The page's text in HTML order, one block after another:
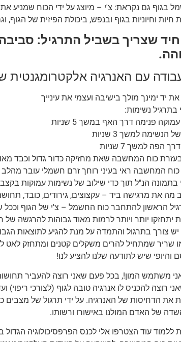
בגוף גם נקראת: צ'י – מיוצג על ידי הכוח שמניע את
חיות וחיוניות בגוף ובנפש, ביכולת הפיזית של
שצריך בשביל התרגיל:
עם האנרגיה אלקטרומגנטית
את יד ימינך מולך בישיבה ועצמי את עינייך
בתרגיל נשימות:
פנימה דרך האף במשך 5 שניות
הנשימה למשך 3 שניות
הפה למשך 7 שניות
בעזרת כוח המחשבה שאת מחזיקה כדור גדול וכבד
המחשבה ראי בעיני רוחך זרם חשמלי עובר מהלב
בתמונה הנ"ל תוך כדי שילוב של נשימות עמוקות
מה את מרגישה ביד – עקצוצים, גירודים, כובד,
הראשון להתחבר כוח החשמל – צ'י של הגוף וככל
יתחזקו יותר ויותר לרמות מאוד גבוהות להרגשה
יש צורך בתרגול והתמדה על מנת להגיע לתוצאות
שריר שמתחיל להרים משקלים קטנים ומתחזק לאט
והיופי שיש לתודעה שלנו להציע לנו!
משתמש המון!, בכל פעם שאני רוצה להעביר
רוצה להכניס לו אנרגיה טובה לגוף (לצורכי
את הדחיסות של האנרגיה. על ידי תרגול של מצבים
של האדם המולנו באישורו ורשותו.
ללמוד עוד הצטרפו אלי לכנס הפרפסיכולוגיה